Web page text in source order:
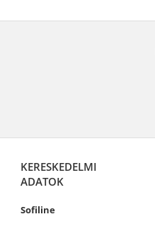
KERESKEDELMI
ADATOK
Sofiline